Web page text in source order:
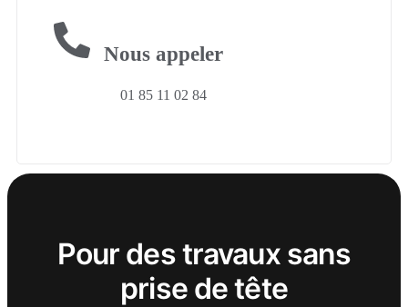
Nous appeler
01 85 11 02 84
Pour des travaux sans
prise de tête